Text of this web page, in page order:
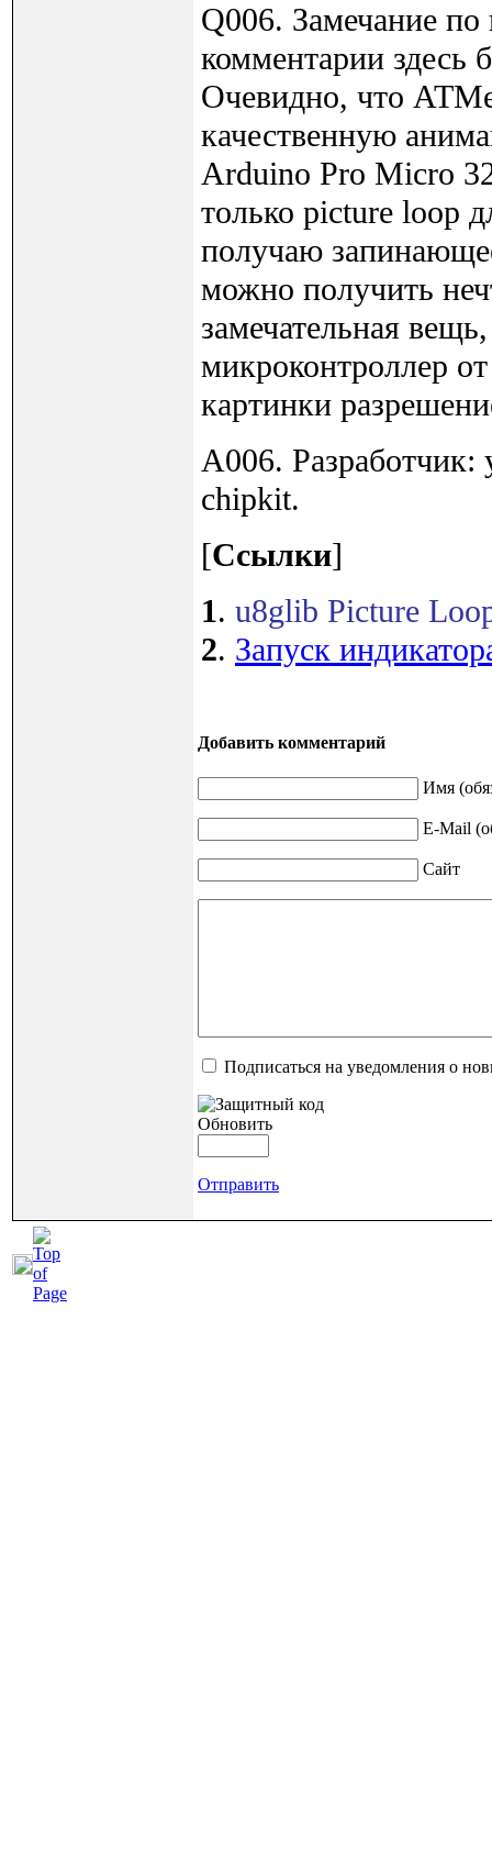
Q006. Замечание
комментарии здесь
Очевидно, что
качественную
Arduino Pro Micro
только picture loop
получаю
можно получить
замечательная
микроконтроллер
картинки
A006. Разработчик:
chipkit.
[Ссылки]
1. u8glib Picture
2. Запуск
Добавить комментарий
Имя
E-Mail
Сайт
Подписаться на уведомления о
Обновить
Отправить